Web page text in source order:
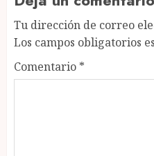
Tu dirección de correo
Los campos obligatorios
Comentario *